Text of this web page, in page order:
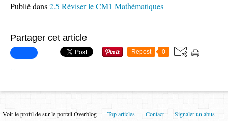
Publié dans2.5 Réviser le CM1 Mathématiques
Partager cet article
Repost 0
…
Voir le profil desur le portail Overblog Top articles Contact
Signaler un abus